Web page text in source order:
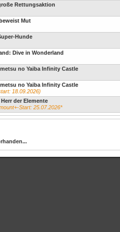
Rettungsaktion
Mut
Hunde
Dive in Wonderland
no Yaiba Infinity Castle
no Yaiba Infinity Castle
18.09.2026)
der Elemente
Start: 25.07.2026*